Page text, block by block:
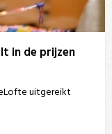
in de prijzen
uitgereikt